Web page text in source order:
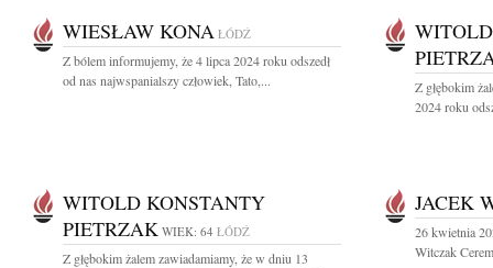
WIESŁAW KONA ŁÓDŹ
Z bólem informujemy, że 4 lipca 2024 roku odszedł
od nas najwspanialszy człowiek, Tato,...
Z głębokim
2024 roku
WITOLD KONSTANTY
PIETRZAK WIEK: 64 ŁÓDŹ
Z głębokim żalem zawiadamiamy, że w dniu 13
JACEK
26 kwietnia
Witczak